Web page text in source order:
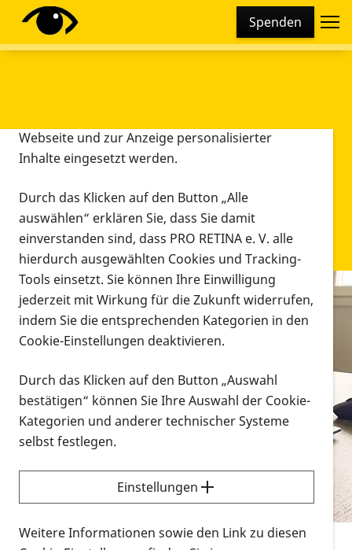
Spenden
Infomaterial
Infomaterial
Vorlesen
Alle Infomaterialien in verschiedenen
Formaten an einem Ort
Sie möchten wissen, wie Sie nach Infonmaterial
suchen und dieses bestellen bzw. herunterladen
können? Schauen Sie sich dieErklärvideos zum
Thema Infomaterial auf der PRO RETINA-Website
Diese Webseite setzt verschiedene Cookies und
Tracking-Tools ein. Dies beinhaltet Cookies und
Webseite und zur Anzeige personalisierter
Inhalte eingesetzt werden.
Durch das Klicken auf den Button „Alle
auswählen“ erklären Sie, dass Sie damit
einverstanden sind, dass PRO RETINA e. V. alle
hierdurch ausgewählten Cookies und Tracking-
Tools einsetzt. Sie können Ihre Einwilligung
jederzeit mit Wirkung für die Zukunft widerrufen,
indem Sie die entsprechenden Kategorien in den
Cookie-Einstellungen deaktivieren.
Durch das Klicken auf den Button „Auswahl
bestätigen“ können Sie Ihre Auswahl der Cookie-
Kategorien und anderer technischer Systeme
selbst festlegen.
Einstellungen
Weitere Informationen sowie den Link zu diesen